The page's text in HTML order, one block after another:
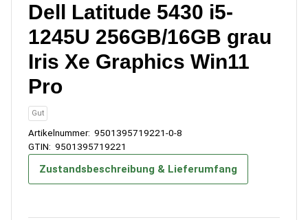
Dell Latitude 5430 i5-
1245U 256GB/16GB grau
Iris Xe Graphics Win11
Pro
Gut
Artikelnummer: 9501395719221-0-8
GTIN: 9501395719221
Zustandsbeschreibung & Lieferumfang